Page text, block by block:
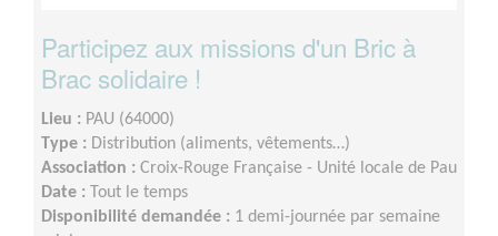
Participez aux missions d'un Bric à
Brac solidaire !
Lieu : PAU (64000)
Type : Distribution (aliments, vêtements…)
Association : Croix-Rouge Française - Unité locale de Pau
Date : Tout le temps
Disponibilité demandée : 1 demi-journée par semaine